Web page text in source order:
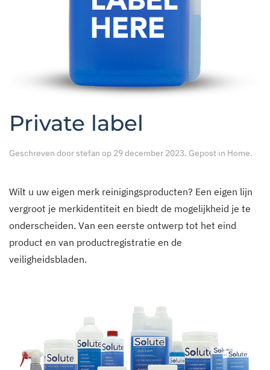
Private label
Geschreven door stefan op 29 december 2023. Gepost in Home.
Wilt u uw eigen merk reinigingsproducten? Een eigen lijn
vergroot je merkidentiteit en biedt de mogelijkheid je te
onderscheiden. Van een eerste ontwerp tot het eind
product en van productregistratie en de
veiligheidsbladen.